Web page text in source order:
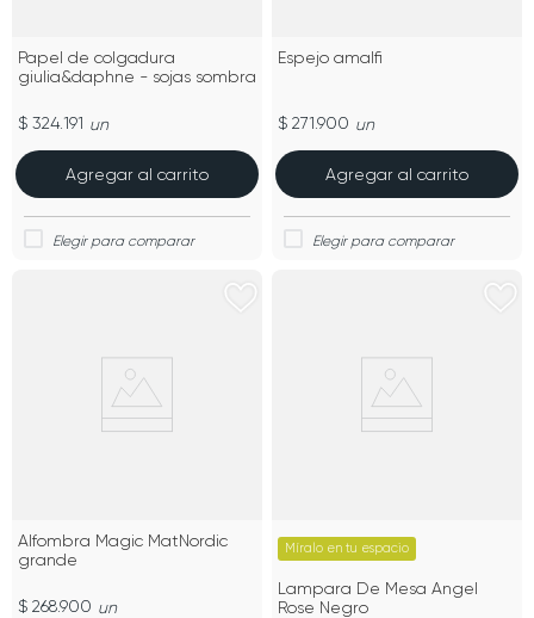
Papel de colgadura
giulia&daphne - sojas sombra
$ 324.191 un
Agregar al carrito
Espejo amalfi
$ 271.900 un
Agregar al carrito
Alfombra Magic MatNordic
grande
$ 268.900 un
Míralo en tu espacio
Lampara De Mesa Angel
Rose Negro